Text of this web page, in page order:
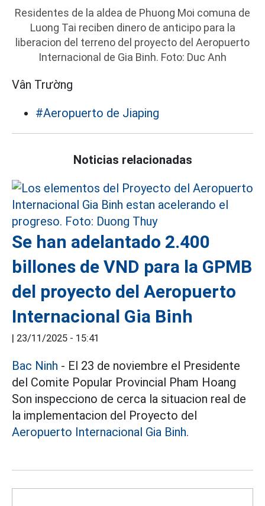
Residentes de la aldea de Phuong Moi comuna de
Luong Tai reciben dinero de anticipo para la
liberacion del terreno del proyecto del Aeropuerto
Internacional de Gia Binh. Foto: Duc Anh
Vân Trường
#Aeropuerto de Jiaping
Noticias relacionadas
Se han adelantado 2.400
billones de VND para la GPMB
del proyecto del Aeropuerto
Internacional Gia Binh
| 23/11/2025 - 15:41
Bac Ninh - El 23 de noviembre el Presidente
del Comite Popular Provincial Pham Hoang
Son inspecciono de cerca la situacion real de
la implementacion del Proyecto del
Aeropuerto Internacional Gia Binh.